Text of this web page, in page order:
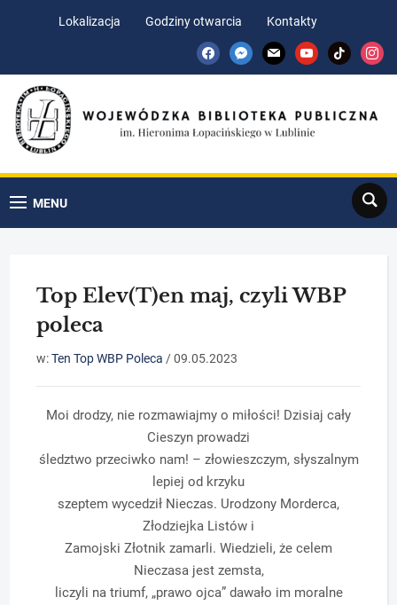
Lokalizacja Godziny otwarcia
Kontakty
facebookmessenger
mail youtubetiktok
MENU
Search
Top Elev(T)en maj, czyli WBP
poleca
w:Ten Top WBP Poleca /09.05.2023
Moi drodzy, nie rozmawiajmy o miłości! Dzisiaj cały
Cieszyn prowadzi
śledztwo przeciwko nam! – złowieszczym, słyszalnym
lepiej od krzyku
szeptem wycedził Nieczas. Urodzony Morderca,
Złodziejka Listów i
Zamojski Złotnik zamarli. Wiedzieli, że celem
Nieczasa jest zemsta,
liczyli na triumf, „prawo ojca” dawało im moralne